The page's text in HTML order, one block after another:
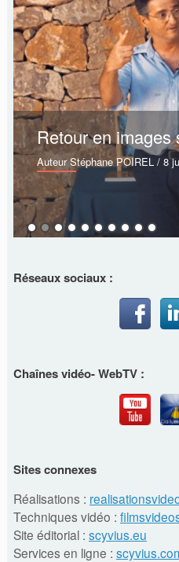
Retour en images
Auteur Stéphane POIREL/ 8
Réseaux sociaux :
Chaînes vidéo- WebTV :
Sites connexes
Réalisations :
Techniques vidéo :
Site éditorial : scyvius.eu
Services en ligne :